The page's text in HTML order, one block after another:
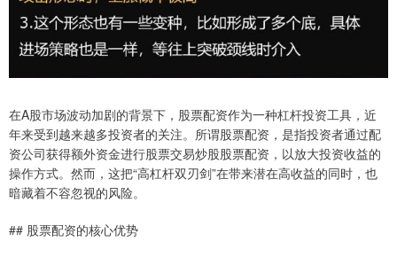
在A股市场波动加剧的背景下，股票配资作为一种杠杆投资工具，近
年来受到越来越多投资者的关注。所谓股票配资，是指投资者通过配
资公司获得额外资金进行股票交易炒股股票配资，以放大投资收益的
操作方式。然而，这把“高杠杆双刃剑”在带来潜在高收益的同时，也
暗藏着不容忽视的风险。
## 股票配资的核心优势